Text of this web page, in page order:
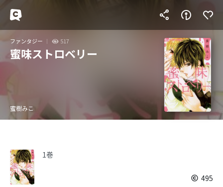
ファンタジー 517
蜜味ストロベリー
蜜樹みこ
1巻
495